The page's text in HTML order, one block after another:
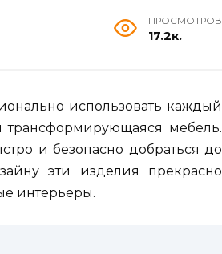
ПРОСМОТРОВ
17.2к.
использовать каждый
трансформирующаяся мебель.
и безопасно добраться до
эти изделия прекрасно
интерьеры.